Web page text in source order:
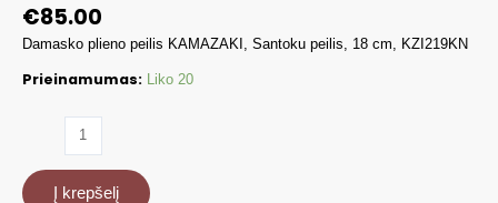
€85.00
Damasko plieno peilis KAMAZAKI, Santoku peilis, 18 cm, KZI219KN
Prieinamumas: Liko 20
Damasko
plieno Į krepšelį